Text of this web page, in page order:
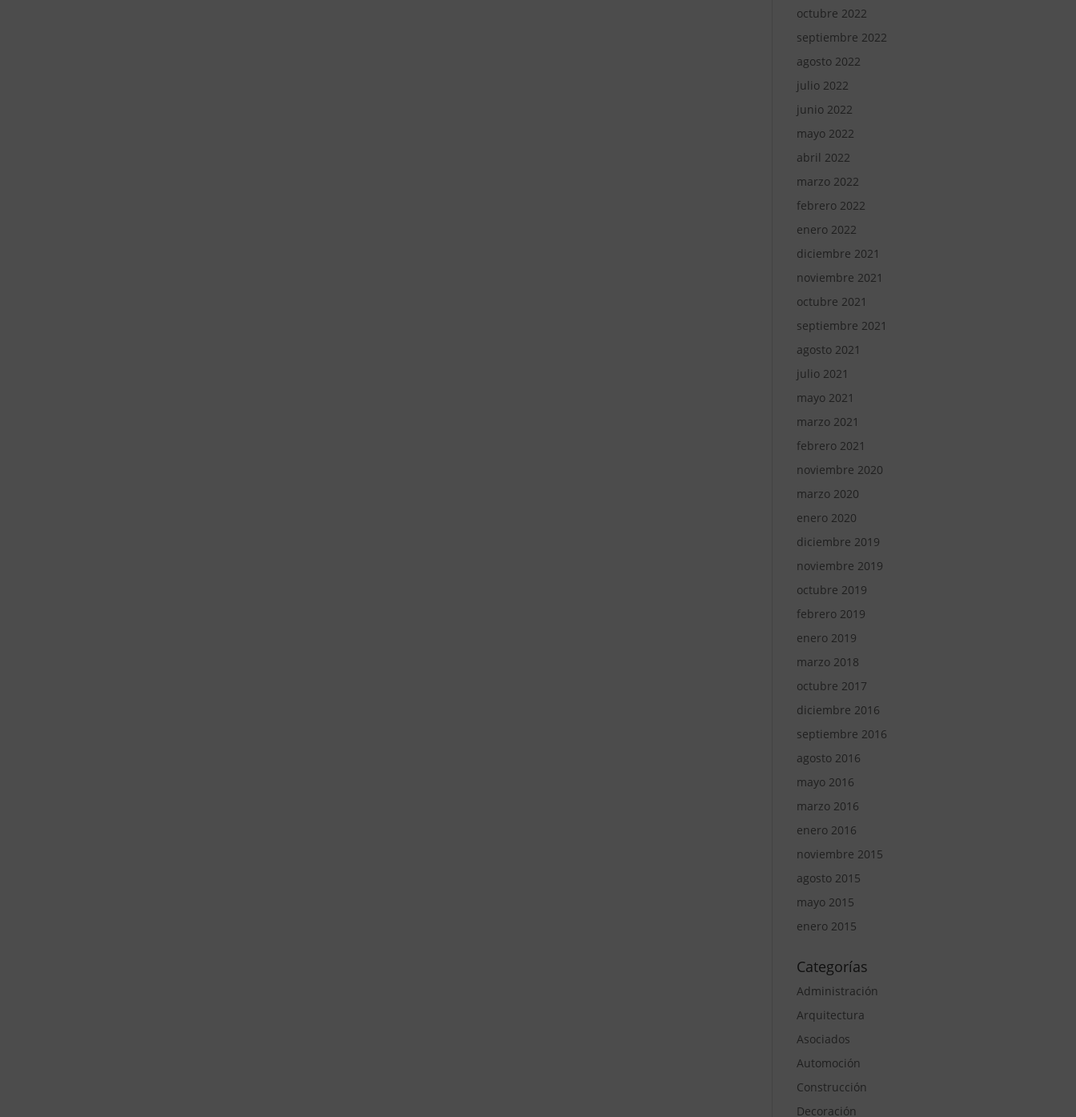
octubre 2022
septiembre 2022
agosto 2022
julio 2022
junio 2022
mayo 2022
abril 2022
marzo 2022
febrero 2022
enero 2022
diciembre 2021
noviembre 2021
octubre 2021
septiembre 2021
agosto 2021
julio 2021
mayo 2021
marzo 2021
febrero 2021
noviembre 2020
marzo 2020
enero 2020
diciembre 2019
noviembre 2019
octubre 2019
febrero 2019
enero 2019
marzo 2018
octubre 2017
diciembre 2016
septiembre 2016
agosto 2016
mayo 2016
marzo 2016
enero 2016
noviembre 2015
agosto 2015
mayo 2015
enero 2015
Categorías
Administración
Arquitectura
Asociados
Automoción
Construcción
Decoración